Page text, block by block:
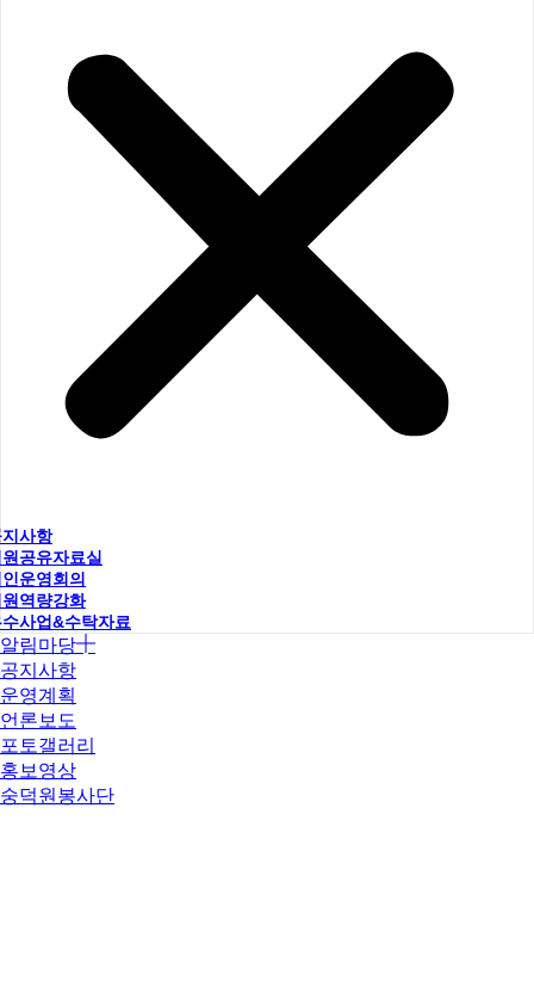
사항
공유자료실
운영회의
역량강화
사업&수탁자료
알림마당
공지사항
운영계획
언론보도
포토갤러리
홍보영상
숭덕원봉사단